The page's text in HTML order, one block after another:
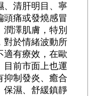
、清肝明目、寧
頭痛或發燒感冒
澤肌膚，特別
對於情緒波動所
適有療效，在歐
目前市面上也運
抑制發炎、癒合
保濕、舒緩鎮靜